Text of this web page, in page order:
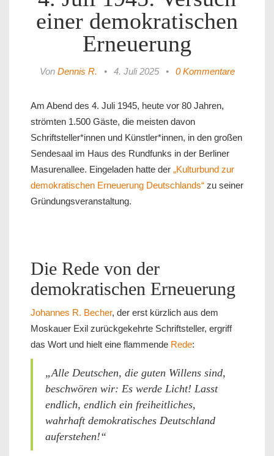
einer demokratischen
Erneuerung
Von Dennis R. • 4. Juli 2025 • 0 Kommentare
Am Abend des 4. Juli 1945, heute vor 80 Jahren,
strömten 1.500 Gäste, die meisten davon
Schriftsteller*innen und Künstler*innen, in den großen
Sendesaal im Haus des Rundfunks in der Berliner
Masurenallee. Eingeladen hatte der „Kulturbund zur
demokratischen Erneuerung Deutschlands“ zu seiner
Gründungsveranstaltung.
Die Rede von der
demokratischen Erneuerung
Johannes R. Becher, der erst kürzlich aus dem
Moskauer Exil zurückgekehrte Schriftsteller, ergriff
das Wort und hielt eine flammende Rede:
„Alle Deutschen, die guten Willens sind,
beschwören wir: Es werde Licht! Lasst
endlich, endlich ein freiheitliches,
wahrhaft demokratisches Deutschland
auferstehen!“